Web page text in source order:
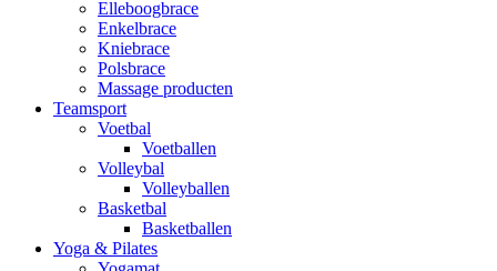
Elleboogbrace
Enkelbrace
Kniebrace
Polsbrace
Massage producten
Teamsport
Voetbal
Voetballen
Volleybal
Volleyballen
Basketbal
Basketballen
Yoga & Pilates